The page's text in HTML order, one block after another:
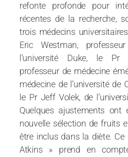
refonte profonde pour
récentes de la recherche,
trois médecins
Eric Westman,
l’université Duke, le Pr
professeur de médecine
médecine de l’université de
le Pr Jeff Volek, de
Quelques ajustements
nouvelle sélection de fruits
être inclus dans la diète. Ce
Atkins » prend en